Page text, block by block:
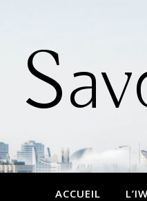
ACCUEIL